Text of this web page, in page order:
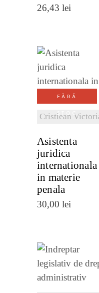
26,43 lei
FĂRĂ
STOC
Cristiean
DETALII
Asistenta
juridica
internationala
in materie
penala
30,00 lei
VEZI
DETALII